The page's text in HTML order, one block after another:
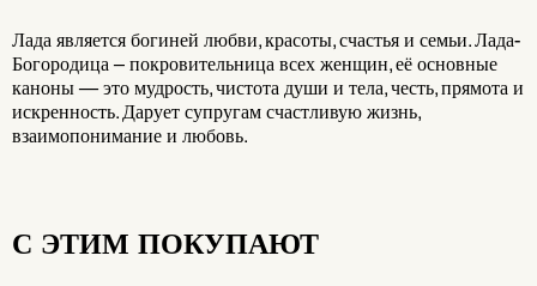
Лада является богиней любви, красоты, счастья и семьи. Лада-
Богородица – покровительница всех женщин, её основные
каноны — это мудрость, чистота души и тела, честь, прямота и
искренность. Дарует супругам счастливую жизнь,
взаимопонимание и любовь.
С ЭТИМ ПОКУПАЮТ